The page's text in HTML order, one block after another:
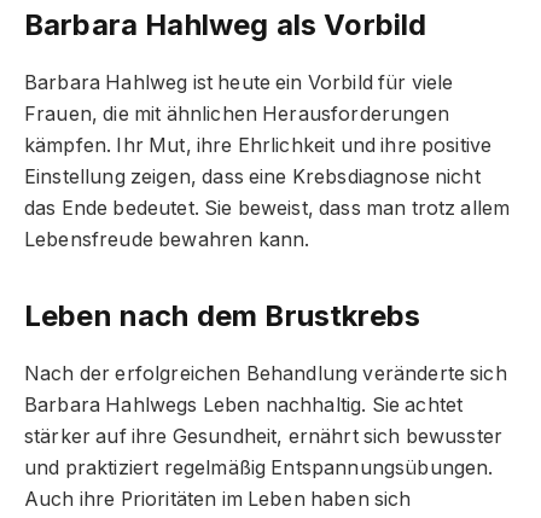
Barbara Hahlweg als Vorbild
Barbara Hahlweg ist heute ein Vorbild für viele
Frauen, die mit ähnlichen Herausforderungen
kämpfen. Ihr Mut, ihre Ehrlichkeit und ihre positive
Einstellung zeigen, dass eine Krebsdiagnose nicht
das Ende bedeutet. Sie beweist, dass man trotz allem
Lebensfreude bewahren kann.
Leben nach dem Brustkrebs
Nach der erfolgreichen Behandlung veränderte sich
Barbara Hahlwegs Leben nachhaltig. Sie achtet
stärker auf ihre Gesundheit, ernährt sich bewusster
und praktiziert regelmäßig Entspannungsübungen.
Auch ihre Prioritäten im Leben haben sich